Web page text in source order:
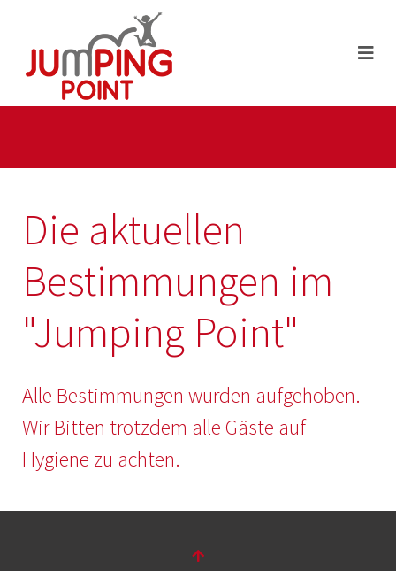
Die aktuellen
Bestimmungen im
"Jumping Point"
Alle Bestimmungen wurden aufgehoben.
Wir Bitten trotzdem alle Gäste auf
Hygiene zu achten.